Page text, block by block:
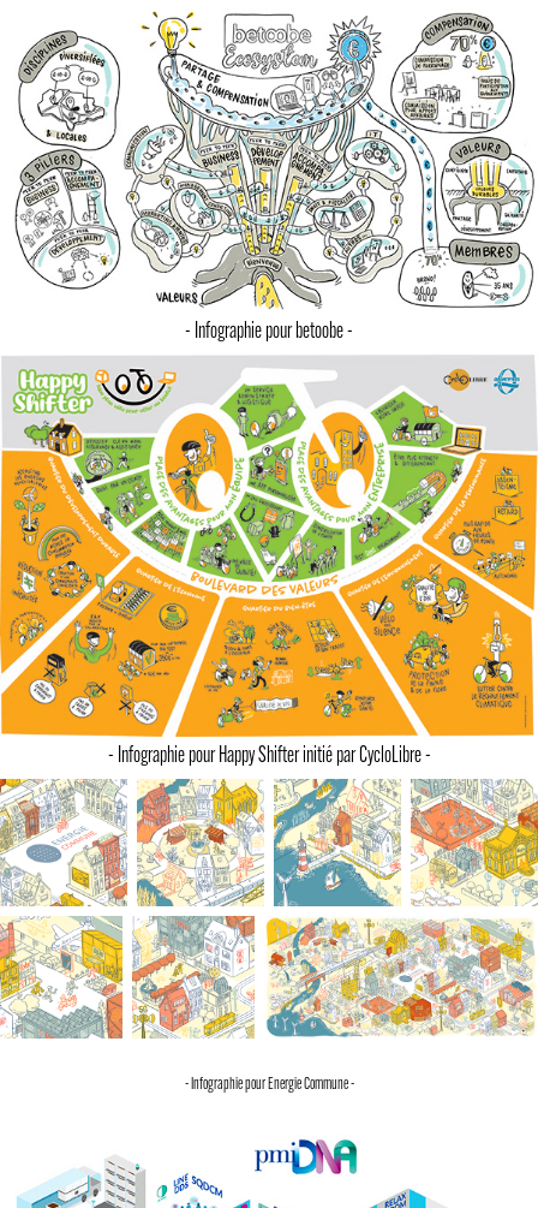
- Infographie pour betoobe -
- Infographie pour Happy Shifter initié par CycloLibre -
- Infographie pour Energie Commune -